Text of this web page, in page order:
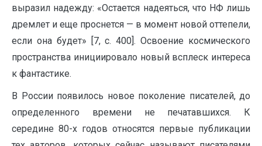
выразил надежду: «Остается надеяться, что НФ лишь
дремлет и еще проснется — в момент новой оттепели,
если она будет» [7, с. 400]. Освоение космического
пространства инициировало новый всплеск интереса
к фантастике.
В России появилось новое поколение писателей, до
определенного времени не печатавшихся. К
середине 80-х годов относятся первые публикации